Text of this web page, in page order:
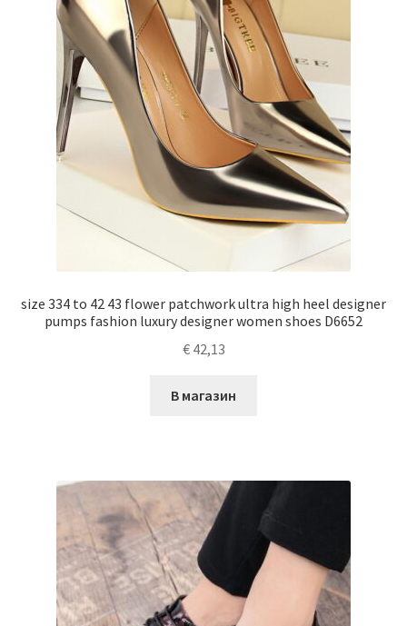
size 334 to 42 43 flower patchwork ultra high heel designer
pumps fashion luxury designer women shoes D6652
€42,13
В магазин